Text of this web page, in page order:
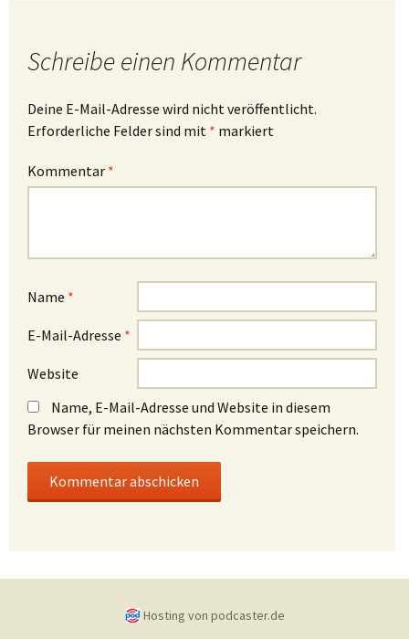
Schreibe einen Kommentar
Deine E-Mail-Adresse wird nicht veröffentlicht.
Erforderliche Felder sind mit * markiert
Kommentar *
Name *
E-Mail-Adresse *
Website
Name, E-Mail-Adresse und Website in diesem
Browser für meinen nächsten Kommentar speichern.
Hosting von podcaster.de